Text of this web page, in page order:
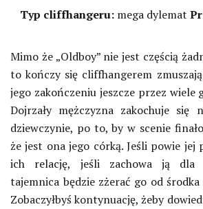
Typ cliffhangeru: mega dylemat
Mimo że „Oldboy” nie jest częścią
to kończy się cliffhangerem
jego zakończeniu jeszcze przez wiele
Dojrzały mężczyzna zakochuje się
dziewczynie, po to, by w scenie
że jest ona jego córką. Jeśli powie
ich relację, jeśli zachowa ją dla
tajemnica będzie zżerać go od
Zobaczyłbyś kontynuację, żeby